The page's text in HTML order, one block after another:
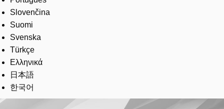
Slovenčina
Suomi
Svenska
Türkçe
Ελληνικά
日本語
한국어